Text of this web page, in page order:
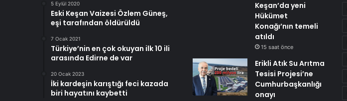
5 Eylül 2020
Eski Keşan Vaizesi Özlem Güneş,
eşi tarafından öldürüldü
7 Ocak 2021
Türkiye’nin en çok okuyan ilk 10 ili
arasında Edirne de var
20 Ocak 2023
İki kardeşin karıştığı feci kazada
biri hayatını kaybetti
Keşan’da yeni
Hükümet
Konağı’nın temeli
atıldı
15 saat önce
Erikli Atık Su Arıtma
Tesisi Projesi’ne
Cumhurbaşkanlığı
onayı